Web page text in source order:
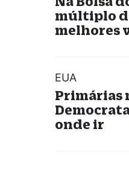
múltiplo
melhores
EUA
Primárias
onde ir